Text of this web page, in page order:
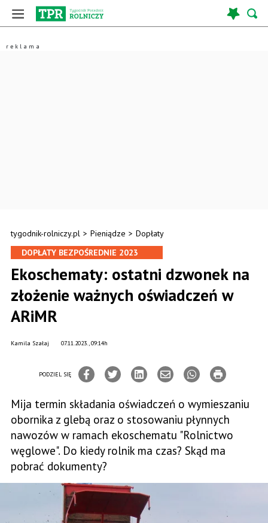
tygodnik-rolniczy.pl > Pieniądze > Dopłaty
DOPŁATY BEZPOŚREDNIE 2023
Ekoschematy: ostatni dzwonek na
złożenie ważnych oświadczeń w
ARiMR
07.11.2023., 09:14h
Kamila Szałaj
PODZIEL SIĘ
Mija termin składania oświadczeń o wymieszaniu
obornika z glebą oraz o stosowaniu płynnych
nawozów w ramach ekoschematu "Rolnictwo
węglowe". Do kiedy rolnik ma czas? Skąd ma
pobrać dokumenty?